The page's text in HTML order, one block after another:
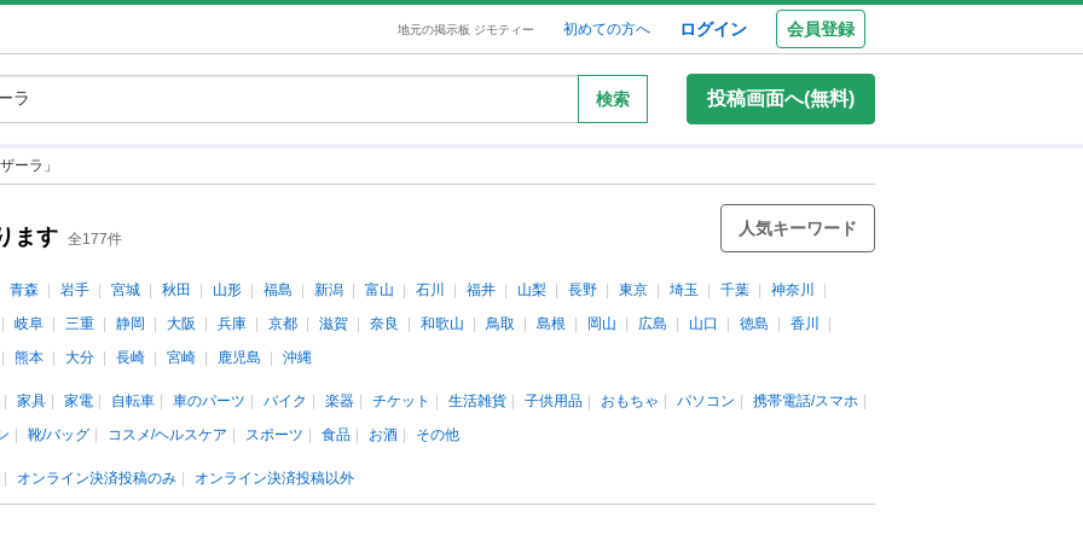
地元の掲示板 ジモティー 初めての方へ ログイン 会員登録
検索 投稿画面へ(無料)
ーラ」
ます 全177件
人気キーワード
青森 岩手 宮城 秋田 山形 福島 新潟 富山 石川 福井 山梨 長野 東京 埼玉 千葉
神奈川
岐阜
三重 静岡 大阪 兵庫 京都 滋賀 奈良 和歌山 鳥取 島根 岡山 広島 山口 徳島
香川
熊本
大分 長崎 宮崎 鹿児島 沖縄
家具 家電 自転車 車のパーツ バイク 楽器 チケット 生活雑貨 子供用品 おもちゃ パソコン
携帯電話/スマホ
靴/バッグ コスメ/ヘルスケア スポーツ 食品 お酒 その他
オンライン決済投稿のみ オンライン決済投稿以外